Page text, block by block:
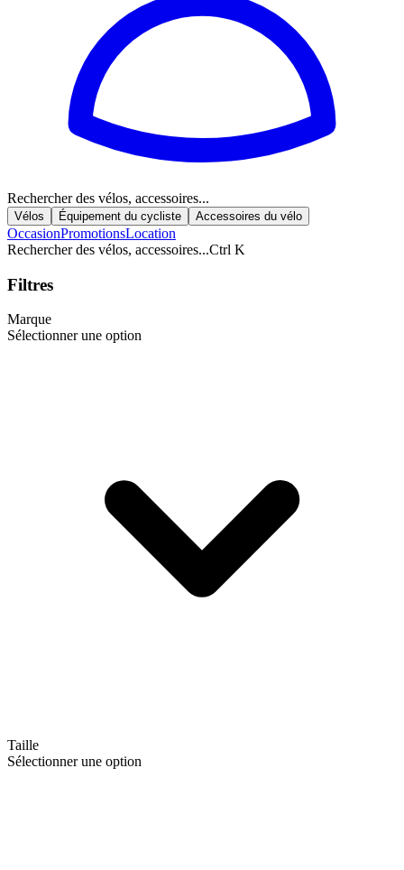
Rechercher des vélos, accessoires...
Vélos Équipement du cycliste Accessoires du vélo
OccasionPromotionsLocation
Rechercher des vélos, accessoires...Ctrl K
Filtres
Marque
Sélectionner une option
Taille
Sélectionner une option